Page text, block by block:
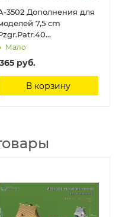
3502 Дополнения для
7,5 cm
Stu.K.40 L/43
and L/48 Eureka XXL
Мало
365 руб.
В корзину